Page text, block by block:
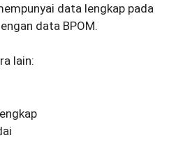
data lengkap pada
data BPOM.
lain: